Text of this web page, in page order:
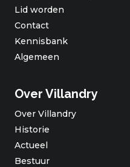
Lid worden
Contact
Kennisbank
Algemeen
Over Villandry
Over Villandry
Historie
Actueel
Bestuur